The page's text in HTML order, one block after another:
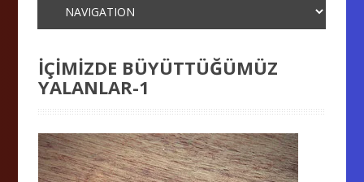
İÇİMİZDE BÜYÜTTÜĞÜMÜZ
YALANLAR-1